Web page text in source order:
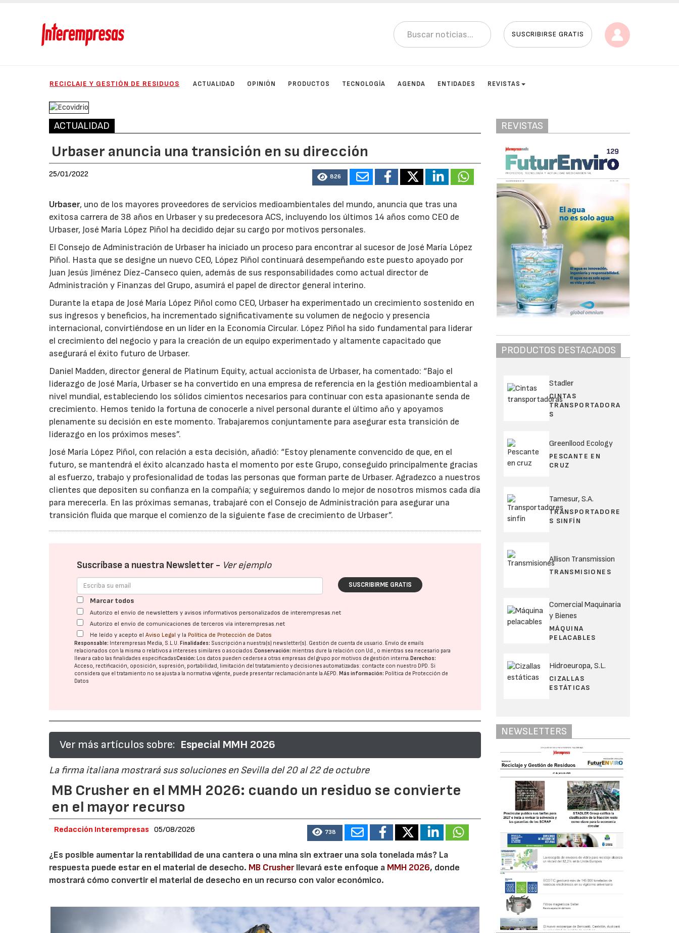
SUSCRIBIRSE GRATIS
RECICLAJE Y GESTIÓN DE RESIDUOS ACTUALIDAD OPINIÓN PRODUCTOS TECNOLOGÍA AGENDA ENTIDADES REVISTAS
ACTUALIDAD
Urbaser anuncia una transición en su dirección
25/01/2022 826
Urbaser, uno de los mayores proveedores de servicios medioambientales del mundo, anuncia que tras una
exitosa carrera de 38 años en Urbaser y su predecesora ACS, incluyendo los últimos 14 años como CEO de
Urbaser, José María López Piñol ha decidido dejar su cargo por motivos personales.
El Consejo de Administración de Urbaser ha iniciado un proceso para encontrar al sucesor de José María López
Piñol. Hasta que se designe un nuevo CEO, López Piñol continuará desempeñando este puesto apoyado por
Juan Jesús Jiménez Díez-Canseco quien, además de sus responsabilidades como actual director de
Administración y Finanzas del Grupo, asumirá el papel de director general interino.
Durante la etapa de José María López Piñol como CEO, Urbaser ha experimentado un crecimiento sostenido en
sus ingresos y beneficios, ha incrementado significativamente su volumen de negocio y presencia
internacional, convirtiéndose en un líder en la Economía Circular. López Piñol ha sido fundamental para liderar
el crecimiento del negocio y para la creación de un equipo experimentado y altamente capacitado que
asegurará el éxito futuro de Urbaser.
Daniel Madden, director general de Platinum Equity, actual accionista de Urbaser, ha comentado: “Bajo el
liderazgo de José María, Urbaser se ha convertido en una empresa de referencia en la gestión medioambiental a
nivel mundial, estableciendo los sólidos cimientos necesarios para continuar con esta apasionante senda de
crecimiento. Hemos tenido la fortuna de conocerle a nivel personal durante el último año y apoyamos
plenamente su decisión en este momento. Trabajaremos conjuntamente para asegurar esta transición de
liderazgo en los próximos meses”.
José María López Piñol, con relación a esta decisión, añadió: “Estoy plenamente convencido de que, en el
futuro, se mantendrá el éxito alcanzado hasta el momento por este Grupo, conseguido principalmente gracias
al esfuerzo, trabajo y profesionalidad de todas las personas que forman parte de Urbaser. Agradezco a nuestros
clientes que depositen su confianza en la compañía; y seguiremos dando lo mejor de nosotros mismos cada día
para merecerla. En las próximas semanas, trabajaré con el Consejo de Administración para asegurar una
transición fluida que marque el comienzo de la siguiente fase de crecimiento de Urbaser”.
Suscríbase a nuestra Newsletter - Ver ejemplo
SUSCRIBIRME GRATIS
Marcar todos
Autorizo el envío de newsletters y avisos informativos personalizados de interempresas.net
Autorizo el envío de comunicaciones de terceros vía interempresas.net
He leído y acepto elAviso Legal y la Política de Protección de Datos
Responsable: Interempresas Media, S.L.U.Finalidades: Suscripción a nuestra(s) newsletter(s). Gestión de cuenta de usuario. Envío de emails
relacionados con la misma o relativos a intereses similares o asociados.Conservación: mientras dure la relación con Ud., o mientras sea necesario para
llevar a cabo las finalidades especificadasCesión: Los datos pueden cederse a otras empresas del grupo por motivos de gestión interna.Derechos:
Acceso, rectificación, oposición, supresión, portabilidad, limitación del tratatamiento y decisiones automatizadas: contacte con nuestro DPD. Si
considera que el tratamiento no se ajusta a la normativa vigente, puede presentar reclamación ante laAEPD.Más información: Política de Protección de
Datos
Ver más artículos sobre: Especial MMH 2026
La firma italiana mostrará sus soluciones en Sevilla del 20 al 22 de octubre
MB Crusher en el MMH 2026: cuando un residuo se convierte
en el mayor recurso
Redacción Interempresas 05/08/2026 738
¿Es posible aumentar la rentabilidad de una cantera o una mina sin extraer una sola tonelada más? La
respuesta puede estar en el material de desecho. MB Crusherllevará este enfoque a MMH 2026, donde
mostrará cómo convertir el material de desecho en un recurso con valor económico.
REVISTAS
PRODUCTOS DESTACADOS
Stadler
CINTAS
TRANSPORTADORA
S
Greenllood Ecology
PESCANTE EN
CRUZ
Tamesur, S.A.
TRANSPORTADORE
S SINFÍN
Allison Transmission
TRANSMISIONES
Comercial Maquinaria
y Bienes
MÁQUINA
PELACABLES
Hidroeuropa, S.L.
CIZALLAS
ESTÁTICAS
NEWSLETTERS